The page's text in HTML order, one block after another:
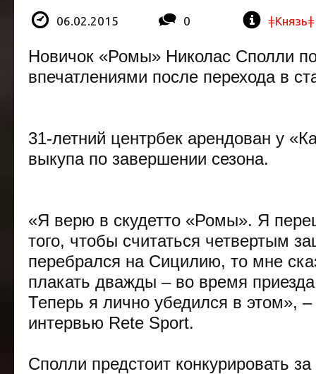
06.02.2015 0 ǂКнязьǂ
Новичок «Ромы» Николас Сполли
впечатлениями после перехода в
31-летний центрбек арендован у
выкупа по завершении сезона.
«Я верю в скудетто «Ромы». Я
того, чтобы считаться четвертым
перебрался на Сицилию, то мне
плакать дважды – во время
Теперь я лично убедился в этом», –
интервью Rete Sport.
Сполли предстоит конкурировать